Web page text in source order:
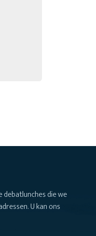
die we
U kan ons